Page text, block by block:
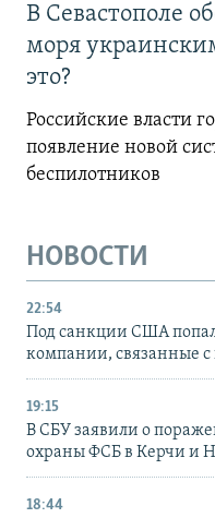
В Севастополе
моря
это?
Российские власти
появление новой
беспилотников
НОВОСТИ
22:54
Под санкции США
компании, связанные
19:15
В СБУ заявили о
охраны ФСБ в Керчи и
18:44